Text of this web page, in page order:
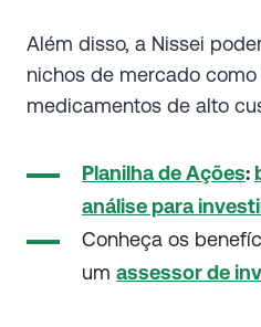
Além disso, a Nissei
nichos de mercado
medicamentos de alto
Planilha de Ações:
análise para
Conheça os
um assessor de